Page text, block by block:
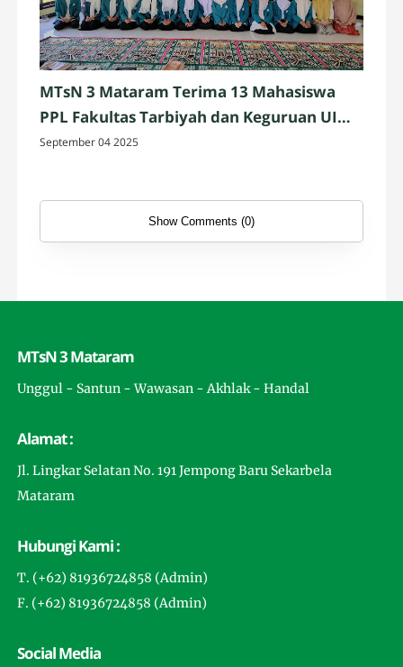
MTsN 3 Mataram Terima 13 Mahasiswa
PPL Fakultas Tarbiyah dan Keguruan UIN
Mataram
September 04 2025
Show Comments (0)
MTsN 3 Mataram
Unggul - Santun - Wawasan - Akhlak - Handal
Alamat :
Jl. Lingkar Selatan No. 191 Jempong Baru Sekarbela
Mataram
Hubungi Kami :
T. (+62) 81936724858 (Admin)
F. (+62) 81936724858 (Admin)
Social Media